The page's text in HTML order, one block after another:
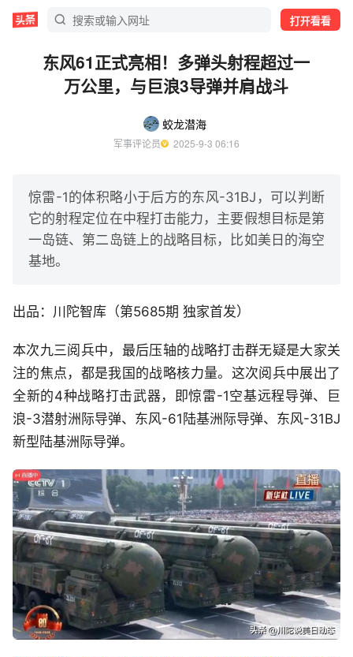
打开看看
东风61正式亮相！多弹头射程超过一
万公里，与巨浪3导弹并肩战斗
蛟龙潜海
军事评论员
  2025-9-3 06:16
惊雷-1的体积略小于后方的东风-31BJ，可以判断
它的射程定位在中程打击能力，主要假想目标是第
一岛链、第二岛链上的战略目标，比如美日的海空
基地。
出品：川陀智库（第5685期 独家首发）
本次九三阅兵中，最后压轴的战略打击群无疑是大家关
注的焦点，都是我国的战略核力量。这次阅兵中展出了
全新的4种战略打击武器，即惊雷-1空基远程导弹、巨
浪-3潜射洲际导弹、东风-61陆基洲际导弹、东风-31BJ
新型陆基洲际导弹。